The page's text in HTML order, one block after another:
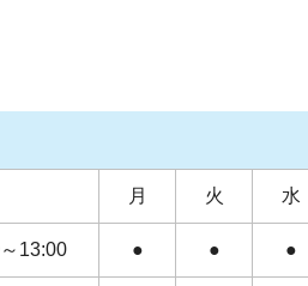
月 火 水
13:00 ● ● ●